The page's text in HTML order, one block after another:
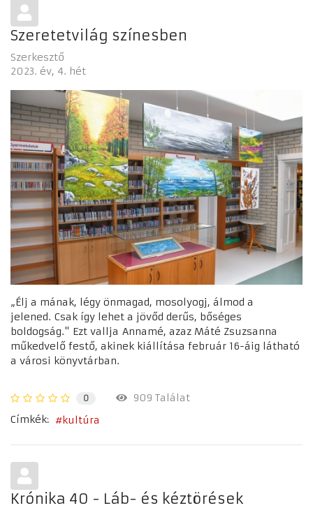
Szeretetvilág színesben
Szerkesztő
2023. év 4. hét
„Élj a mának, légy önmagad, mosolyogj, álmod a
jelened. Csak így lehet a jövőd derűs, bőséges
boldogság." Ezt vallja Annamé, azaz Máté Zsuzsanna
műkedvelő festő, akinek kiállítása február 16-áig látható
a városi könyvtárban.
0
909 Találat
Címkék:
kultúra
Krónika 40 - Láb- és kéztörések